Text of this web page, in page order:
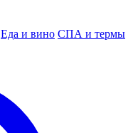
Еда и вино СПА и термы